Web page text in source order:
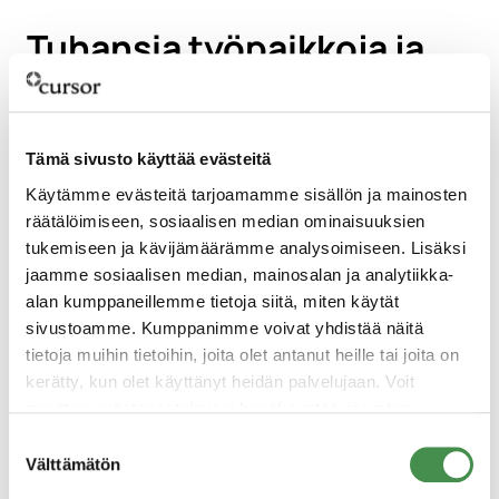
Tämä sivusto käyttää evästeitä
Käytämme evästeitä tarjoamamme sisällön ja mainosten
räätälöimiseen, sosiaalisen median ominaisuuksien
tukemiseen ja kävijämäärämme analysoimiseen. Lisäksi
jaamme sosiaalisen median, mainosalan ja analytiikka-
alan kumppaneillemme tietoja siitä, miten käytät
sivustoamme. Kumppanimme voivat yhdistää näitä
tietoja muihin tietoihin, joita olet antanut heille tai joita on
kerätty, kun olet käyttänyt heidän palvelujaan. Voit
valinta
Välttämätön
Tuhansia työpaikkoja ja
merkittäviä verotuloja
Pelkästään Kotkan ja Haminan miljardin euron
akkutehdasinvestoinnit työllistäisivät
rakennusaikana peräti 9100 henkilötyövuoden
verran. Toimiessaan tehtaat työllistäisivät
vuosittain 630 henkilöä ja kasvattaisivat
Suomen kansantuotetta lähes puolella
miljardilla eurolla.(Lähde)Näiden lisäksi on
muitakin hankkeita käynnissä, kuten Stora